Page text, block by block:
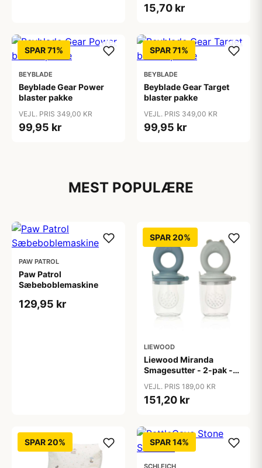
15,70 kr
SPAR 71%
BEYBLADE
Beyblade Gear Power
blaster pakke
VEJL. PRIS 349,00 KR
99,95 kr
SPAR 71%
BEYBLADE
Beyblade Gear Target
blaster pakke
VEJL. PRIS 349,00 KR
99,95 kr
MEST POPULÆRE
PAW PATROL
Paw Patrol
Sæbeboblemaskine
129,95 kr
SPAR 20%
LIEWOOD
Liewood Miranda
Smagesutter - 2-pak -
Blue
VEJL. PRIS 189,00 KR
151,20 kr
SPAR 20% SPAR 14%
SCHLEICH